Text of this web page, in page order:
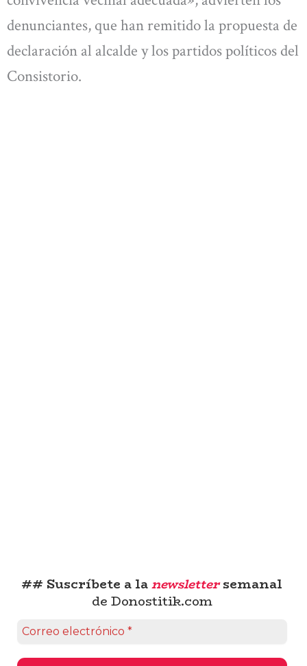
denunciantes, que han remitido la propuesta de
declaración al alcalde y los partidos políticos del
Consistorio.
## Suscríbete a lanewslettersemanal
de Donostitik.com